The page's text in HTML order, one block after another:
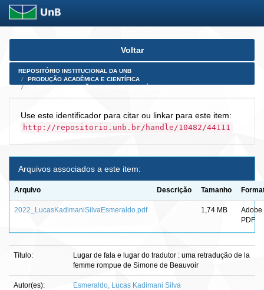
Skip
Voltar
REPOSITÓRIO INSTITUCIONAL DA UNB
PRODUÇÃO ACADÊMICA E CIENTÍFICA
Use este identificador para citar ou linkar para este item:
http://repositorio.unb.br/handle/10482/44111
Arquivos associados a este item:
Arquivo Descrição Tamanho
2022_LucasKadimaniSilvaEsmeraldo.pdf 1,74 MB
Adobe
PDF
Título:
Lugar de fala e lugar do tradutor : uma retradução de la
femme rompue de Simone de Beauvoir
Autor(es): Esmeraldo, Lucas Kadimani Silva